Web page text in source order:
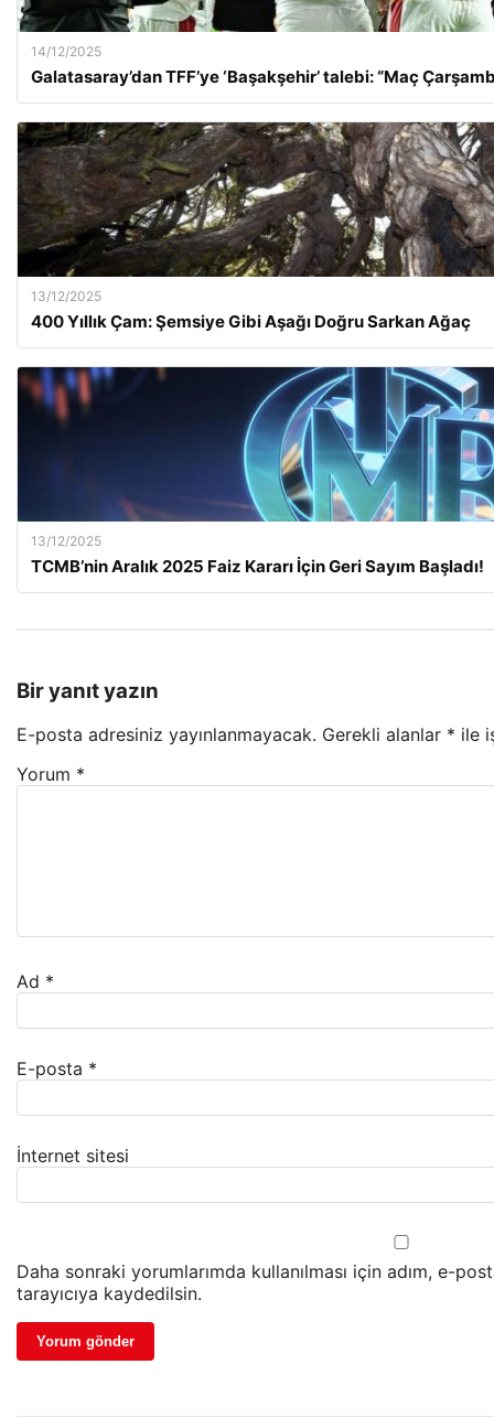
14/12/2025
Galatasaray’dan TFF’ye ‘Başakşehir’ talebi: “Maç
13/12/2025
400 Yıllık Çam: Şemsiye Gibi Aşağı Doğru Sarkan Ağaç
13/12/2025
TCMB’nin Aralık 2025 Faiz Kararı İçin Geri Sayım Başladı!
Bir yanıt yazın
E-posta adresiniz yayınlanmayacak. Gerekli alanlar * ile
Yorum *
Ad *
E-posta *
İnternet sitesi
Daha sonraki yorumlarımda kullanılması için adım, e-
tarayıcıya kaydedilsin.